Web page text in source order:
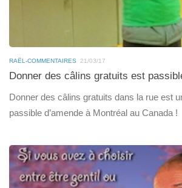
RAËL-COMMENTAIRES 21/03/17
Donner des câlins gratuits est
Donner des câlins gratuits dans la rue est
passible d’amende à Montréal au Canada !